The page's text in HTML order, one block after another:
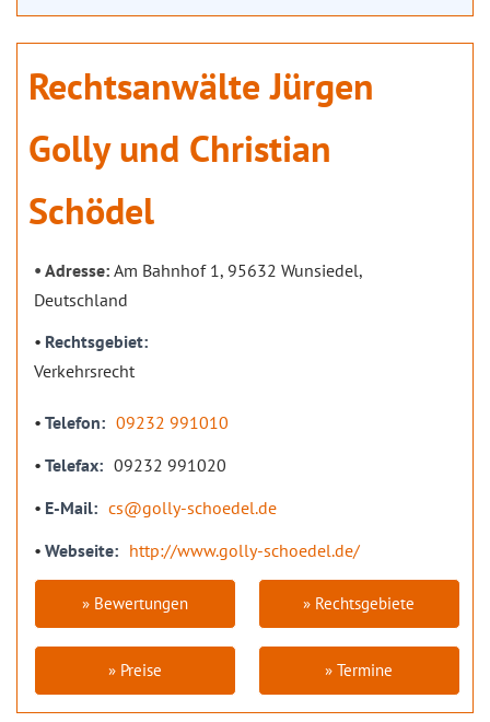
Rechtsanwälte Jürgen
Golly und Christian
Schödel
Adresse: Am Bahnhof 1, 95632 Wunsiedel,
Deutschland
Rechtsgebiet
Verkehrsrecht
Telefon
09232 991010
Telefax
09232 991020
E-Mail
cs@golly-schoedel.de
Webseite
http://www.golly-schoedel.de/
» Bewertungen » Rechtsgebiete
» Preise » Termine